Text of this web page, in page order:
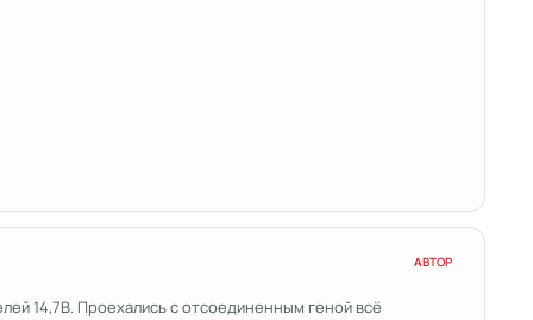
АВТОР
14,7В. Проехались с отсоединенным геной всё